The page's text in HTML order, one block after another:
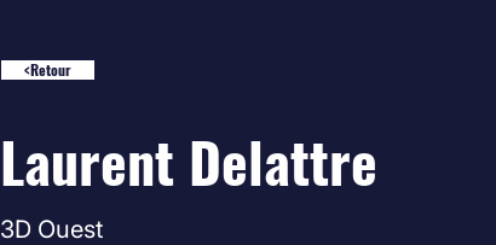
<Retour
Laurent Delattre
3D Ouest